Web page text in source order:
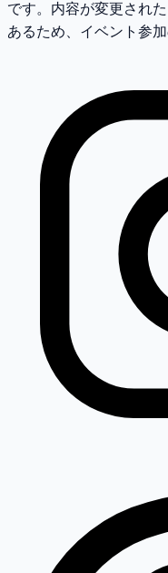
です。内容が変更され
あるため、イベント参